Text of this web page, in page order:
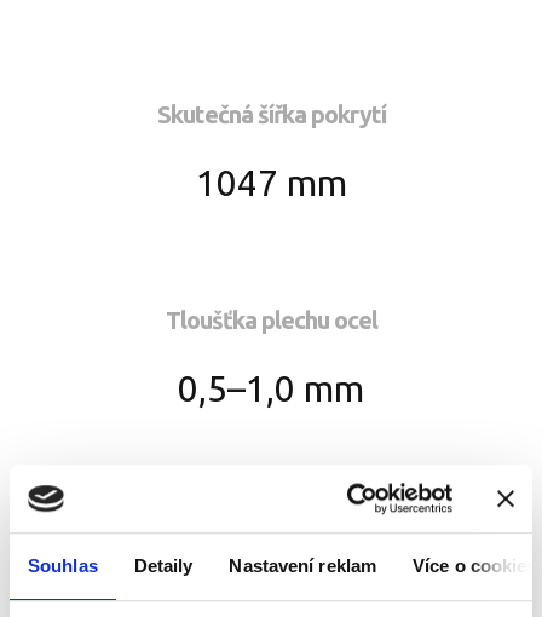
Souhlas Detaily Nastavení reklam Více o cookies
Skutečná šířka pokrytí
1047 mm
Tloušťka plechu ocel
0,5–1,0 mm
Maximální doporučovaná délka
max 12 bm